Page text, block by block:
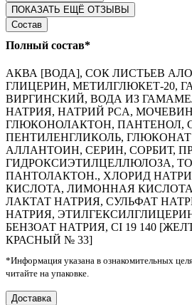
ПОКАЗАТЬ ЕЩЁ ОТЗЫВЫ
Состав
Полный состав*
АКВА [ВОДА], СОК ЛИСТЬЕВ
ГЛИЦЕРИН, МЕТИЛГЛЮКЕТ-20,
ВИРГИНСКИЙ, ВОДА ИЗ
НАТРИЯ, НАТРИЙ PCA,
ГЛЮКОНОЛАКТОН, ПАНТЕНОЛ,
ПЕНТИЛЕНГЛИКОЛЬ,
АЛЛАНТОИН, СЕРИН, СОРБИТ,
ГИДРОКСИЭТИЛЦЕЛЛЮЛОЗА,
ПАНТОЛАКТОН., ХЛОРИД
КИСЛОТА, ЛИМОННАЯ
ЛАКТАТ НАТРИЯ, СУЛЬФАТ
НАТРИЯ,
БЕНЗОАТ НАТРИЯ, CI 19 140
КРАСНЫЙ № 33]
*Информация указана в ознакомительных
читайте на упаковке.
Доставка